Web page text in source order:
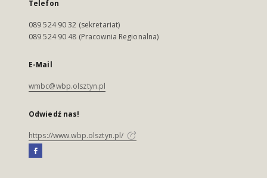
Telefon
089 524 90 32 (sekretariat)
089 524 90 48 (Pracownia Regionalna)
E-Mail
wmbc@wbp.olsztyn.pl
Odwiedź nas!
https://www.wbp.olsztyn.pl/